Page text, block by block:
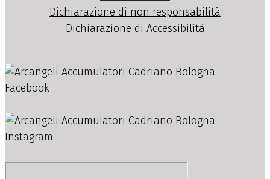
Dichiarazione di non responsabilità
Dichiarazione di Accessibilità